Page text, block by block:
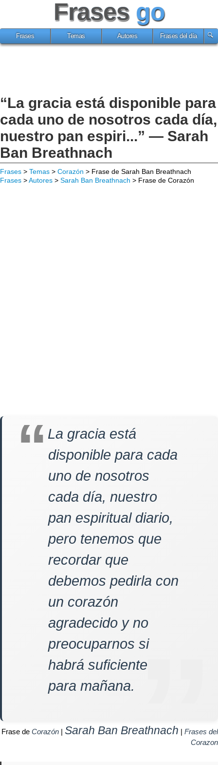
Frases go
Frases Temas Autores Frases del día
“La gracia está disponible para
cada uno de nosotros cada día,
nuestro pan espiri...” — Sarah
Ban Breathnach
Frases > Temas > Corazón > Frase de Sarah Ban Breathnach
Frases >Autores > Sarah Ban Breathnach > Frase de Corazón
La gracia está
disponible para cada
uno de nosotros
cada día, nuestro
pan espiritual diario,
pero tenemos que
recordar que
debemos pedirla con
un corazón
agradecido y no
preocuparnos si
habrá suficiente
para mañana.
Frase de Corazón | Sarah Ban Breathnach | Frases del
Corazon